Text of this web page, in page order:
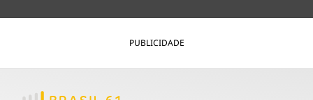
PUBLICIDADE